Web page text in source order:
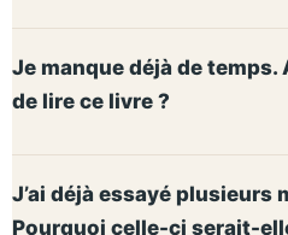
Je manque déjà de
de lire ce livre ?
J’ai déjà essayé plusieurs
Pourquoi celle-ci serait-